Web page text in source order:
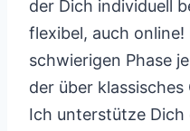
der Dich individuell
flexibel, auch
schwierigen Phase
der über
Ich unterstütze Dich